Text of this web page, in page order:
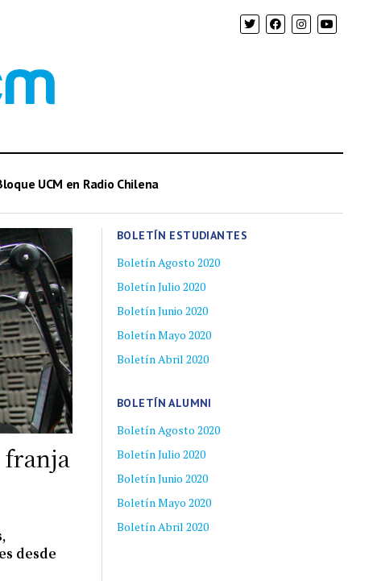
UCM en Radio Chilena
franja
desde
BOLETÍN ESTUDIANTES
Boletín Agosto 2020
Boletín Julio 2020
Boletín Junio 2020
Boletín Mayo 2020
Boletín Abril 2020
BOLETÍN ALUMNI
Boletín Agosto 2020
Boletín Julio 2020
Boletín Junio 2020
Boletín Mayo 2020
Boletín Abril 2020